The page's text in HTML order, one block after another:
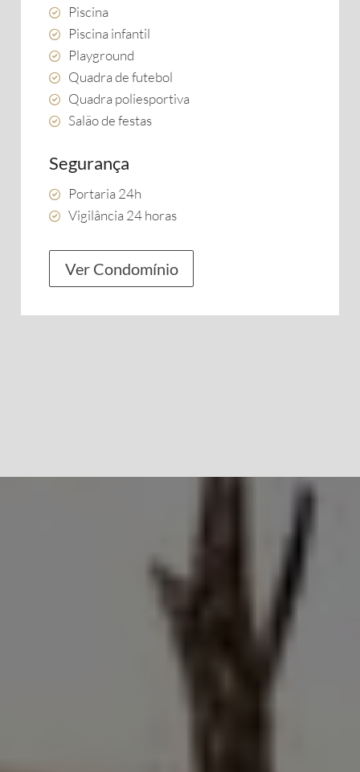
Piscina
Piscina infantil
Playground
Quadra de futebol
Quadra poliesportiva
Salão de festas
Segurança
Portaria 24h
Vigilância 24 horas
Ver Condomínio